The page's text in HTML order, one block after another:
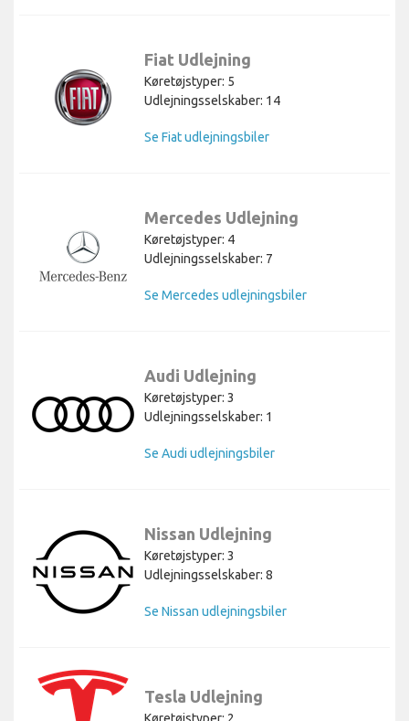
Fiat Udlejning
Køretøjstyper: 5
Udlejningsselskaber: 14
Se Fiat udlejningsbiler
Mercedes Udlejning
Køretøjstyper: 4
Udlejningsselskaber: 7
Se Mercedes udlejningsbiler
Audi Udlejning
Køretøjstyper: 3
Udlejningsselskaber: 1
Se Audi udlejningsbiler
Nissan Udlejning
Køretøjstyper: 3
Udlejningsselskaber: 8
Se Nissan udlejningsbiler
Tesla Udlejning
Køretøjstyper: 2